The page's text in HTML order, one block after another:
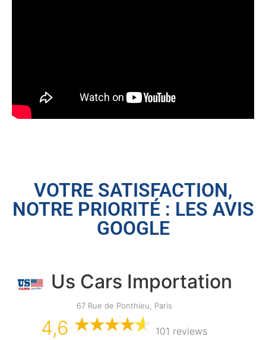
VOTRE SATISFACTION,
NOTRE PRIORITÉ : LES AVIS
GOOGLE
Us Cars Importation
67 Rue de Ponthieu, Paris
4,6 101 reviews